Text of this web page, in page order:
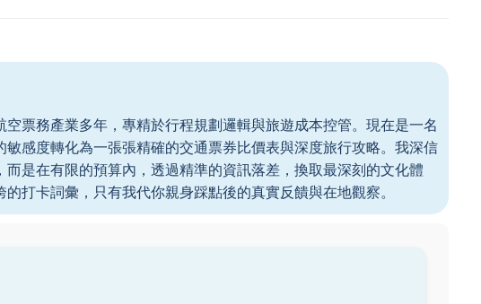
票務產業多年，專精於行程規劃邏輯與旅遊成本控管。現在是一名
感度轉化為一張張精確的交通票券比價表與深度旅行攻略。我深信
而是在有限的預算內，透過精準的資訊落差，換取最深刻的文化體
打卡詞彙，只有我代你親身踩點後的真實反饋與在地觀察。